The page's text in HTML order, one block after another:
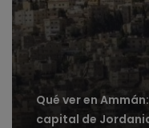
Qué ver en
capital de